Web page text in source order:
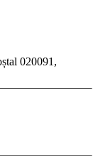
020091,